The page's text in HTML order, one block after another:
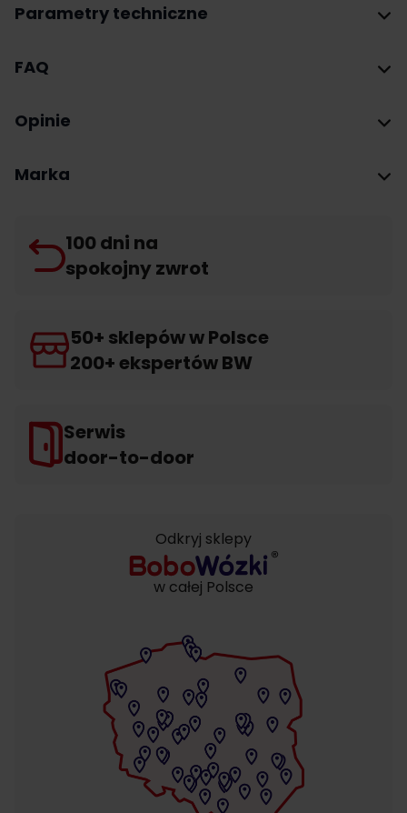
Parametry techniczne
FAQ
Opinie
Marka
100 dni na
spokojny zwrot
50+ sklepów w Polsce
200+ ekspertów BW
Serwis
door-to-door
Odkryj sklepy
w całej Polsce